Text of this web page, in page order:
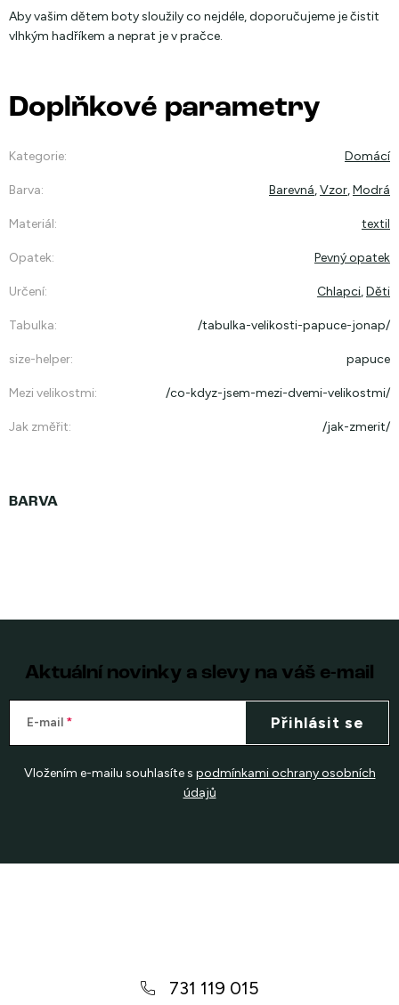
Aby vašim dětem boty sloužily co nejdéle, doporučujeme je čistit
vlhkým hadříkem a neprat je v pračce.
Doplňkové parametry
Kategorie: Domácí
Barva: Barevná,Vzor,Modrá
Materiál: textil
Opatek: Pevný opatek
Určení: Chlapci,Děti
Tabulka: /tabulka-velikosti-papuce-jonap/
size-helper: papuce
Mezi velikostmi: /co-kdyz-jsem-mezi-dvemi-velikostmi/
Jak změřit: /jak-zmerit/
Aktuální novinky a slevy na váš e-mail
E-mail
Vložením e-mailu souhlasíte s podmínkami ochrany osobních
údajů
Přihlásit se
731 119 015